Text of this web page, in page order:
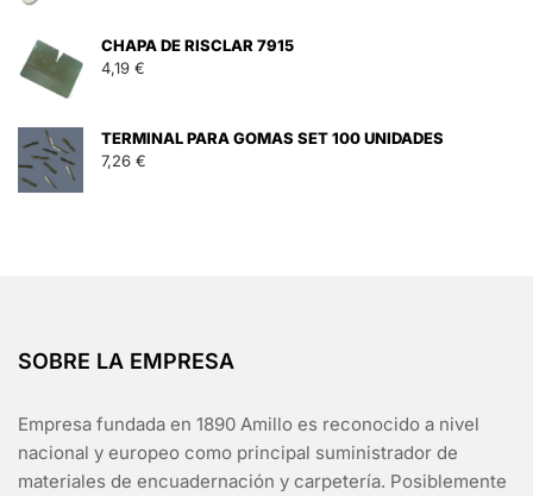
CHAPA DE RISCLAR 7915
4,19 €
TERMINAL PARA GOMAS SET 100 UNIDADES
7,26 €
SOBRE LA EMPRESA
Empresa fundada en 1890 Amillo es reconocido a nivel
nacional y europeo como principal suministrador de
materiales de encuadernación y carpetería. Posiblemente